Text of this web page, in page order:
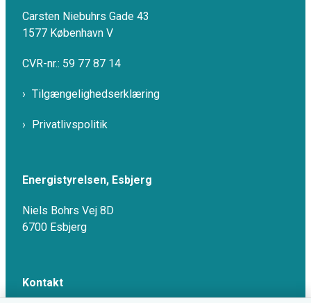
Carsten Niebuhrs Gade 43
1577 København V
CVR-nr.: 59 77 87 14
Tilgængelighedserklæring
Privatlivspolitik
Energistyrelsen, Esbjerg
Niels Bohrs Vej 8D
6700 Esbjerg
Kontakt